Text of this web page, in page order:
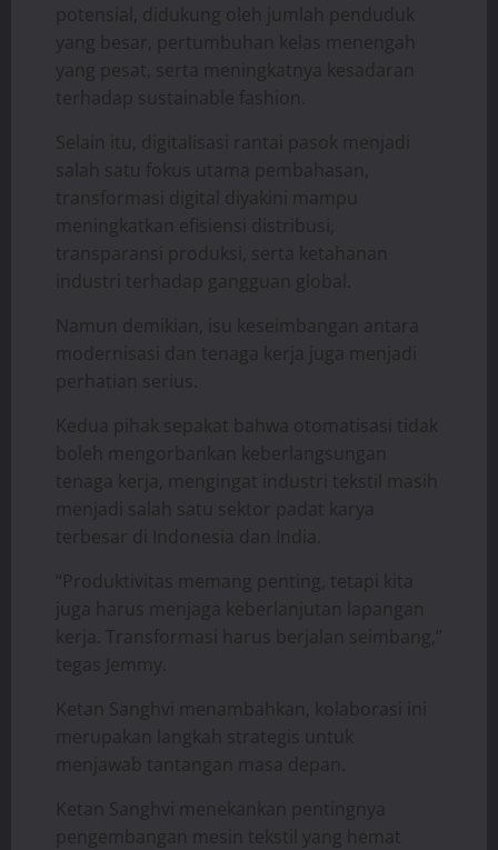
potensial, didukung oleh jumlah penduduk
yang besar, pertumbuhan kelas menengah
yang pesat, serta meningkatnya kesadaran
terhadap sustainable fashion.
Selain itu, digitalisasi rantai pasok menjadi
salah satu fokus utama pembahasan,
transformasi digital diyakini mampu
meningkatkan efisiensi distribusi,
transparansi produksi, serta ketahanan
industri terhadap gangguan global.
Namun demikian, isu keseimbangan antara
modernisasi dan tenaga kerja juga menjadi
perhatian serius.
Kedua pihak sepakat bahwa otomatisasi tidak
boleh mengorbankan keberlangsungan
tenaga kerja, mengingat industri tekstil masih
menjadi salah satu sektor padat karya
terbesar di Indonesia dan India.
“Produktivitas memang penting, tetapi kita
juga harus menjaga keberlanjutan lapangan
kerja. Transformasi harus berjalan seimbang,”
tegas Jemmy.
Ketan Sanghvi menambahkan, kolaborasi ini
merupakan langkah strategis untuk
menjawab tantangan masa depan.
Ketan Sanghvi menekankan pentingnya
pengembangan mesin tekstil yang hemat